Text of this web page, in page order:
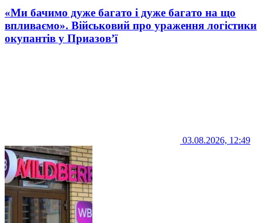
«Ми бачимо дуже багато і дуже багато на що
впливаємо». Військовий про ураження логістики
окупантів у Приазов’ї
03.08.2026, 12:49